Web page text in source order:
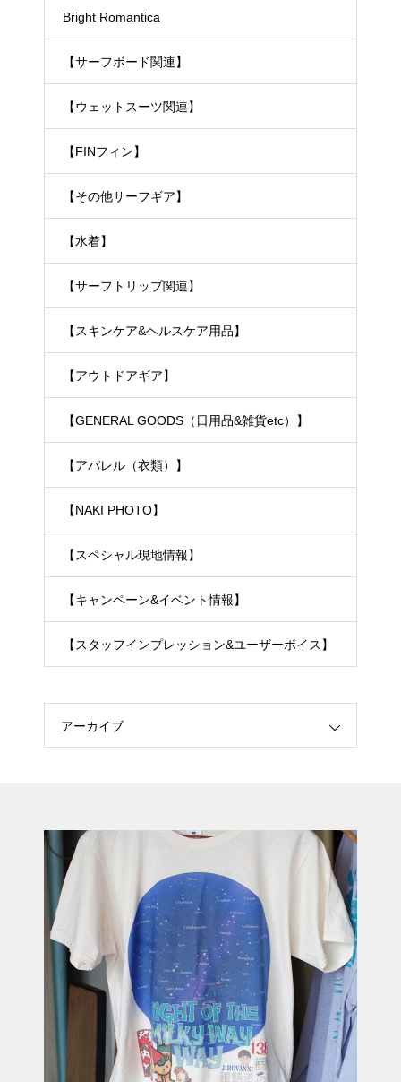
Bright Romantica
【サーフボード関連】
【ウェットスーツ関連】
【FINフィン】
【その他サーフギア】
【水着】
【サーフトリップ関連】
【スキンケア&ヘルスケア用品】
【アウトドアギア】
【GENERAL GOODS（日用品&雑貨etc）】
【アパレル（衣類）】
【NAKI PHOTO】
【スペシャル現地情報】
【キャンペーン&イベント情報】
【スタッフインプレッション&ユーザーボイス】
アーカイブ